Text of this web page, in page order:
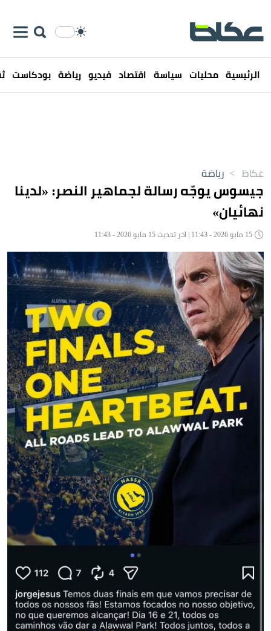
الرئيسية محليات سياسة اقتصاد فيديو رياضة بودكاست
عكاظ > رياضة
جيسوس يوجّه رسالة لجماهير النصر: «لدينا
نهائيان»